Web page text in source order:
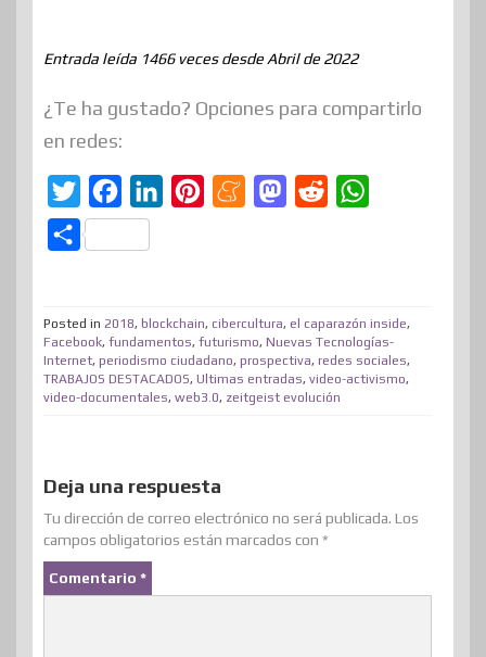
Entrada leída 1466 veces desde Abril de 2022
¿Te ha gustado? Opciones para compartirlo
en redes:
w
t
e
r
a
c
b
o
o
e
d
I
e
r
e
M
a
m
e
M
o
d
o
i
t
s
A
p
C
p
a
r
r
Posted in 2018, blockchain, cibercultura, el caparazón inside,
Facebook, fundamentos, futurismo, Nuevas Tecnologías-
Internet, periodismo ciudadano, prospectiva, redes sociales,
TRABAJOS DESTACADOS, Ultimas entradas, video-activismo,
video-documentales, web3.0, zeitgeist evolución
Deja una respuesta
Tu dirección de correo electrónico no será publicada. Los
campos obligatorios están marcados con *
Comentario *